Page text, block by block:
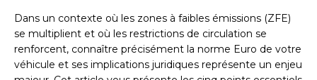
Dans un contexte où les zones à faibles émissions (ZFE)
se multiplient et où les restrictions de circulation se
renforcent, connaître précisément la norme Euro de votre
véhicule et ses implications juridiques représente un enjeu